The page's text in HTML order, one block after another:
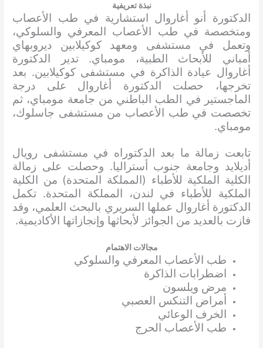
نبذة تعريفية
الدكتورة أنو أغاروال استشارية في طب الأعصاب
ومتخصصة في طب الأعصاب المعرفي والسلوكي،
وتعمل في مستشفى ومعهد كوكيلابين ديروبهاي
أمباني للأبحاث الطبية، مومباي. تدير الدكتورة
أغاروال عيادة الذاكرة في مستشفى كوكيلابين. بعد
تخرجها، حصلت الدكتورة أغاروال على درجة
الماجستير في الطب الباطني من جامعة مومباي، ثم
تخصصت في طب الأعصاب من مستشفى جاسلوك،
مومباي.
تابعت زمالة ما بعد الدكتوراه في مستشفى رويال
أديلايد وجامعة جنوب أستراليا. وحصلت على زمالة
الكلية الملكية للأطباء (المملكة المتحدة) من الكلية
الملكية للأطباء في لندن، المملكة المتحدة. تكمل
الدكتورة أغاروال عملها السريري بالبحث العلمي، وقد
فازت بالعديد من الجوائز لأبحاثها وإنجازاتها الأكاديمية.
مجالات الاهتمام
طب الأعصاب المعرفي والسلوكي
اضطرابات الذاكرة
مرض ويلسون
أمراض التنكس العصبي
الخرف الوعائي
طب الأعصاب الحرج